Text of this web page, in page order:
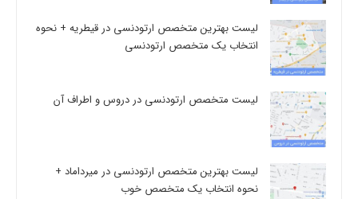
لیست بهترین متخصص ارتودنسی در قیطریه + نحوه
انتخاب یک متخصص ارتودنسی
لیست متخصص ارتودنسی در دروس و اطراف آن
لیست بهترین متخصص ارتودنسی در میرداماد +
نحوه انتخاب یک متخصص خوب